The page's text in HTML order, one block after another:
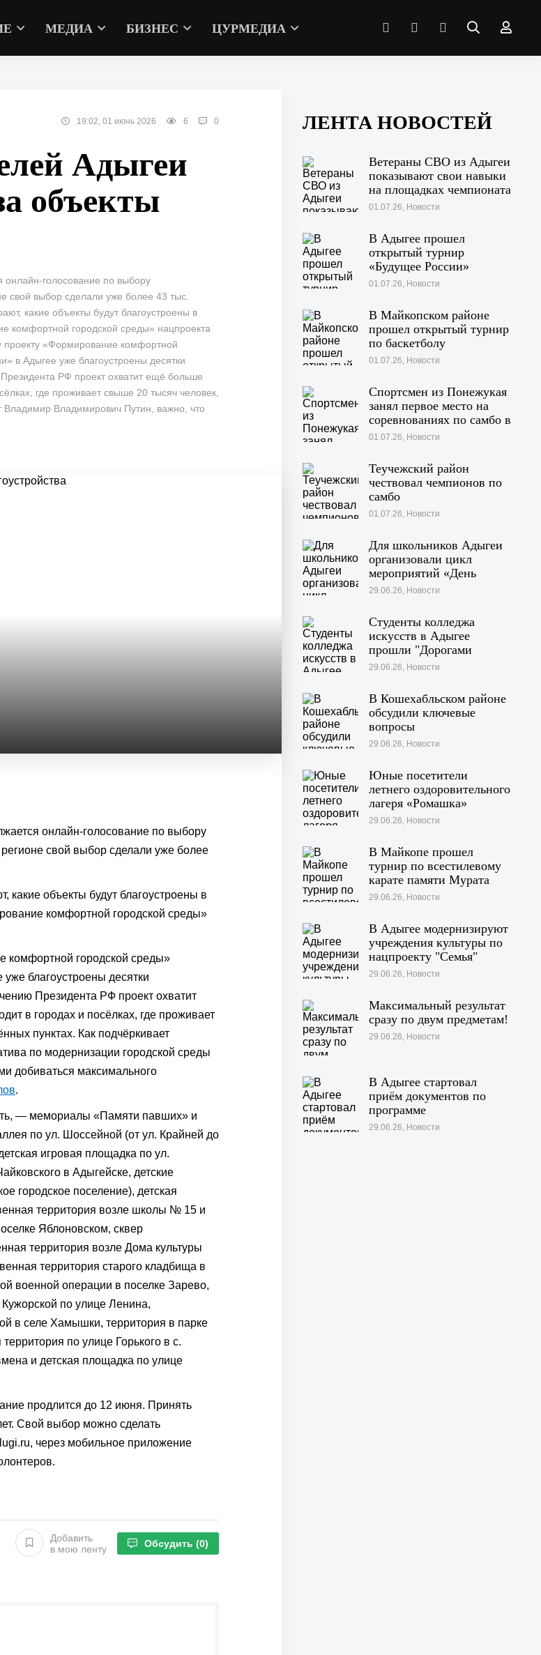
МЕДИА БИЗНЕС ЦУРМЕДИА
19:02, 01 июнь 2026 6 0
Адыгеи
объекты
онлайн-голосование по выбору
свой выбор сделали уже более 43 тыс.
какие объекты будут благоустроены в
комфортной городской среды» нацпроекта
«Формирование комфортной
в Адыгее уже благоустроены десятки
РФ проект охватит ещё больше
где проживает свыше 20 тысяч человек,
Владимир Владимирович Путин, важно, что
онлайн-голосование по выбору
свой выбор сделали уже более
какие объекты будут благоустроены в
комфортной городской среды»
комфортной городской среды»
благоустроены десятки
Президента РФ проект охватит
в городах и посёлках, где проживает
пунктах. Как подчёркивает
по модернизации городской среды
добиваться максимального
.
— мемориалы «Памяти павших» и
по ул. Шоссейной (от ул. Крайней до
игровая площадка по ул.
в Адыгейске, детские
городское поселение), детская
территория возле школы № 15 и
Яблоновском, сквер
территория возле Дома культуры
территория старого кладбища в
военной операции в поселке Зарево,
по улице Ленина,
в селе Хамышки, территория в парке
по улице Горького в с.
и детская площадка по улице
продлится до 12 июня. Принять
Свой выбор можно сделать
через мобильное приложение
Добавить
в мою ленту
Обсудить (0)
ЛЕНТА НОВОСТЕЙ
Ветераны СВО из Адыгеи
показывают свои навыки
на площадках чемпионата
«Абилимпикс» в Казани
01.07.26, Новости
В Адыгее прошел
открытый турнир
«Будущее России»
01.07.26, Новости
В Майкопском районе
прошел открытый турнир
по баскетболу
01.07.26, Новости
Спортсмен из Понежукая
занял первое место на
соревнованиях по самбо в
Московской области
01.07.26, Новости
Теучежский район
чествовал чемпионов по
самбо
01.07.26, Новости
Для школьников Адыгеи
организовали цикл
мероприятий «День
Памяти»
29.06.26, Новости
Студенты колледжа
искусств в Адыгее
прошли "Дорогами
войны"
29.06.26, Новости
В Кошехабльском районе
обсудили ключевые
вопросы
жизнедеятельности
29.06.26, Новости
Юные посетители
летнего оздоровительного
лагеря «Ромашка»
побывали на экскурсии в
29.06.26, Новости
В Майкопе прошел
турнир по всестилевому
карате памяти Мурата
Хачекожева
29.06.26, Новости
В Адыгее модернизируют
учреждения культуры по
нацпроекту "Семья"
29.06.26, Новости
Максимальный результат
сразу по двум предметам!
29.06.26, Новости
В Адыгее стартовал
приём документов по
программе
«Профессионалитет»
29.06.26, Новости